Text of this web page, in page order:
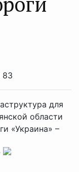
83
для
области
«Украина» –